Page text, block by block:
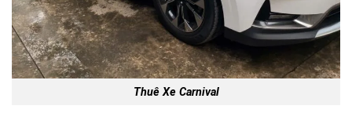
Thuê Xe Carnival